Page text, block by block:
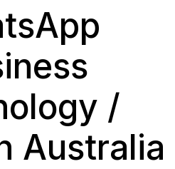
/
Australia